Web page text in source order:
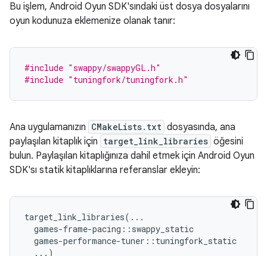
Bu işlem, Android Oyun SDK'sındaki üst dosya dosyalarını
oyun kodunuza eklemenize olanak tanır:
#include "swappy/swappyGL.h"
#include "tuningfork/tuningfork.h"
Ana uygulamanızın CMakeLists.txt dosyasında, ana
paylaşılan kitaplık için target_link_libraries öğesini
bulun. Paylaşılan kitaplığınıza dahil etmek için Android Oyun
SDK'sı statik kitaplıklarına referanslar ekleyin:
target_link_libraries(...
  games-frame-pacing::swappy_static
  games-performance-tuner::tuningfork_static